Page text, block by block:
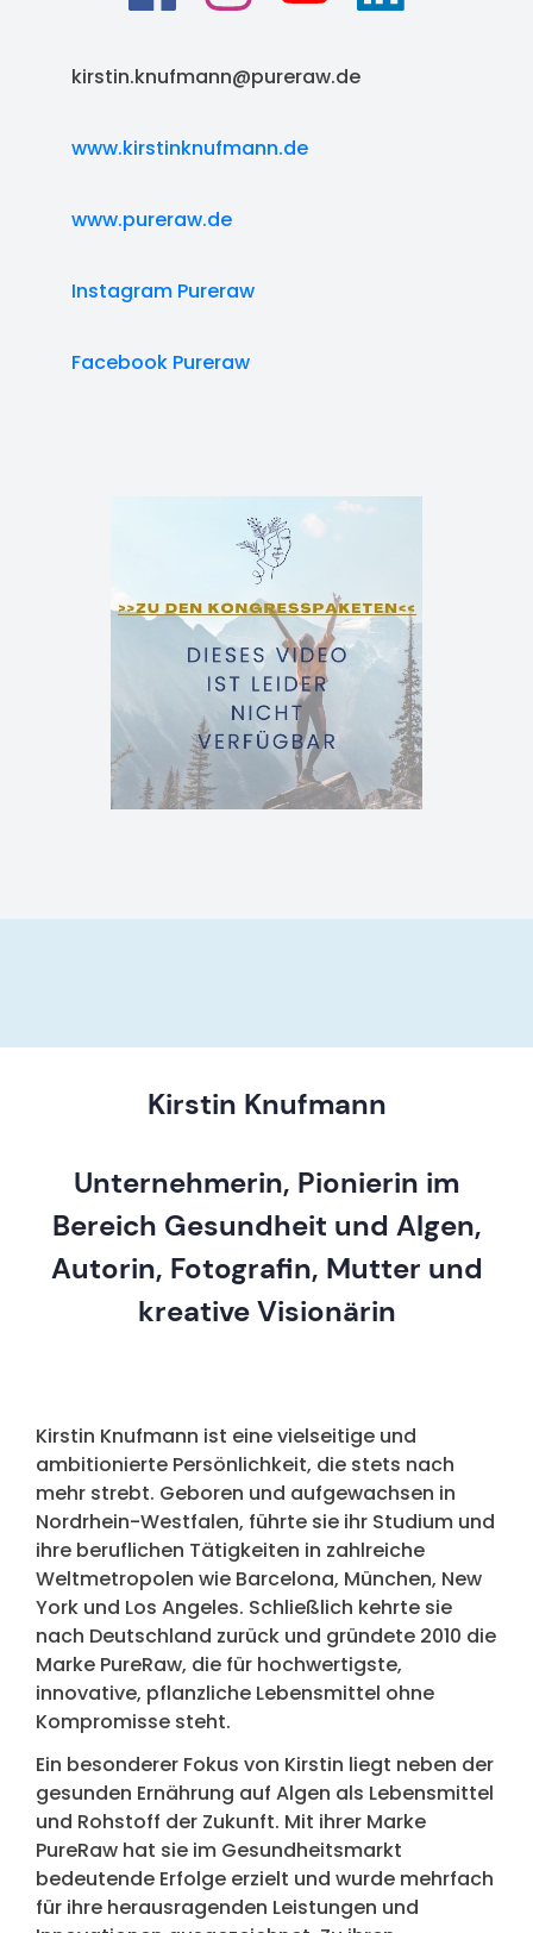
kirstin.knufmann@pureraw.de
www.kirstinknufmann.de
www.pureraw.de
Instagram Pureraw
Facebook Pureraw
Kirstin Knufmann
Unternehmerin, Pionierin im
Bereich Gesundheit und Algen,
Autorin, Fotografin, Mutter und
kreative Visionärin
Kirstin Knufmann ist eine vielseitige und
ambitionierte Persönlichkeit, die stets nach
mehr strebt. Geboren und aufgewachsen in
Nordrhein-Westfalen, führte sie ihr Studium und
ihre beruflichen Tätigkeiten in zahlreiche
Weltmetropolen wie Barcelona, München, New
York und Los Angeles. Schließlich kehrte sie
nach Deutschland zurück und gründete 2010 die
Marke PureRaw, die für hochwertigste,
innovative, pflanzliche Lebensmittel ohne
Kompromisse steht.
Ein besonderer Fokus von Kirstin liegt neben der
gesunden Ernährung auf Algen als Lebensmittel
und Rohstoff der Zukunft. Mit ihrer Marke
PureRaw hat sie im Gesundheitsmarkt
bedeutende Erfolge erzielt und wurde mehrfach
für ihre herausragenden Leistungen und